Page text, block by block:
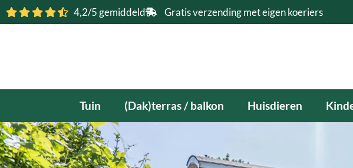
Ga
naar
4,2/5 gemiddeld Gratis verzending met eigen koeriers
Tuin (Dak)terras / balkon Huisdieren